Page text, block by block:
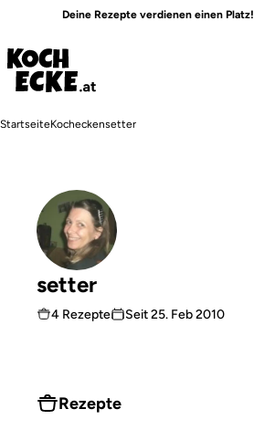
Inhalt
Deine Rezepte verdienen einen Platz!
Pfadnavigation
StartseiteKocheckensetter
setter
4 Rezepte Seit25. Feb 2010
Rezepte